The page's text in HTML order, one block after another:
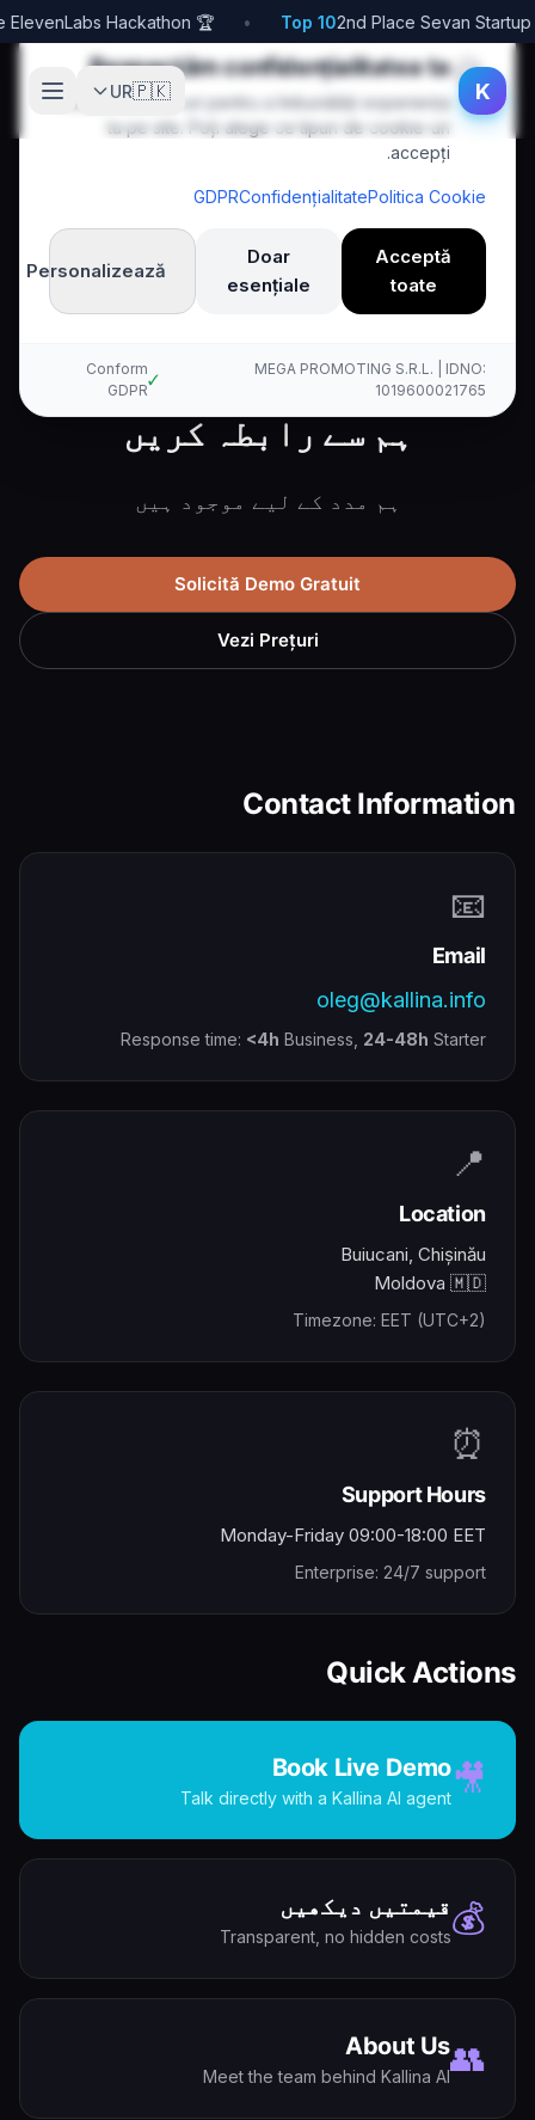
🍪
Respectăm confidențialitatea ta
Folosim cookie-uri pentru a îmbunătăți experiența
ta pe site. Poți alege ce tipuri de cookie-uri
accepți.
Politica Cookie
Confidențialitate
GDPR
Acceptă
toate
Doar
esențiale
Personalizează
MEGA PROMOTING S.R.L. | IDNO:
1019600021765
✓
Conform
GDPR
Top 10
•
🏆 1st Place ElevenLabs Hackathon
K
🇵🇰
UR
Acasă
Ur
Contact
Kallina Voice AI
ہم سے رابطہ کریں
ہم مدد کے لیے موجود ہیں
Solicită Demo Gratuit
Vezi Prețuri
Contact Information
📧
Email
oleg@kallina.info
Response time: <4h Business, 24-48h Starter
📍
Location
Buiucani, Chișinău
Moldova 🇲🇩
Timezone: EET (UTC+2)
⏰
Support Hours
Monday-Friday 09:00-18:00 EET
Enterprise: 24/7 support
Quick Actions
🎥
Book Live Demo
Talk directly with a Kallina AI agent
💰قیمتیں دیکھیں
Transparent, no hidden costs
👥
About Us
Meet the team behind Kallina AI